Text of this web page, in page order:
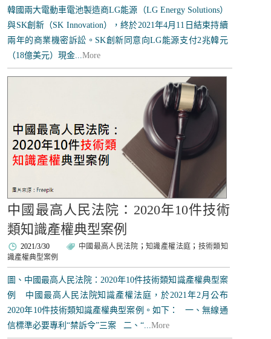
韓國兩大電動車電池製造商LG能源（LG Energy Solutions）
與SK創新（SK Innovation），終於2021年4月11日結束持續
兩年的商業機密訴訟。SK創新同意向LG能源支付2兆韓元
（18億美元）現金...More
中國最高人民法院：2020年10件技術
類知識產權典型案例
2021/3/30 中國最高人民法院 ； 知識產權法庭 ； 技術類知
識產權典型案例
圖、中國最高人民法院：2020年10件技術類知識產權典型案
例 中國最高人民法院知識產權法庭，於2021年2月公布
2020年10件技術類知識產權典型案例。如下： 一、無線通
信標準必要專利“禁訴令”三案 二、“...More